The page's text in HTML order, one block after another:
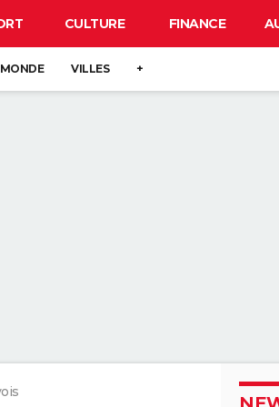
CULTURE FINANCE
MONDE VILLES +